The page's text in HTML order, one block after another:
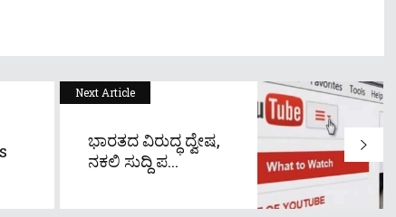
Next Article
ಭಾರತದ ವಿರುದ್ಧ ದ್ವೇಷ,
ನಕಲಿ ಸುದ್ದಿ ಪ...